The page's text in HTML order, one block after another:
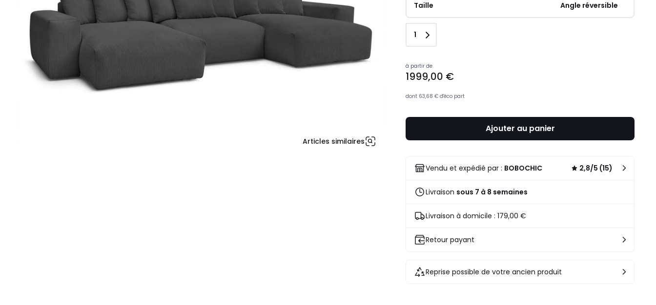
Articles similaires
Taille Angle réversible
Quantité
1
à partir de
1999,00 €
dont 63,68 € d'éco part
Ajouter au panier
Vendu et expédié par : BOBOCHIC 2,8/5 (15)
Livraison sous 7 à 8 semaines
Livraison à domicile : 179,00 €
Retour payant
Reprise possible de votre ancien produit